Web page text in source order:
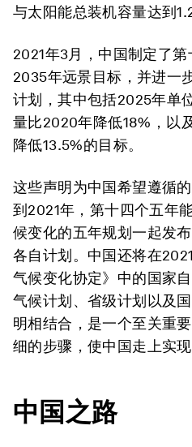
与太阳能总装机容量达到
2021年3月，中国制定了第
2035年远景目标 ，并进一
计划，其中包括2025年单
量比2020年降低18%， 以
降低13.5%的目标。
这些声明为中国希望遵循
到2021年，第十四个五年
候变化的五年规划一起发布
各自计划。中国还将在
气候变化协定》中的国家
气候计划、省级计划以及
明相结合，是一个至关重
细的步骤，使中国走上实
中国之路